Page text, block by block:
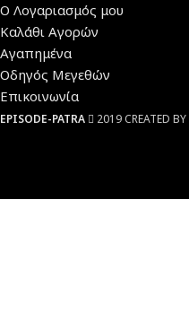
Ο Λογαριασμός μου
Καλάθι Αγορών
Αγαπημένα
Οδηγός Μεγεθών
Επικοινωνία
EPISODE-PATRA 2019 CREATED BY